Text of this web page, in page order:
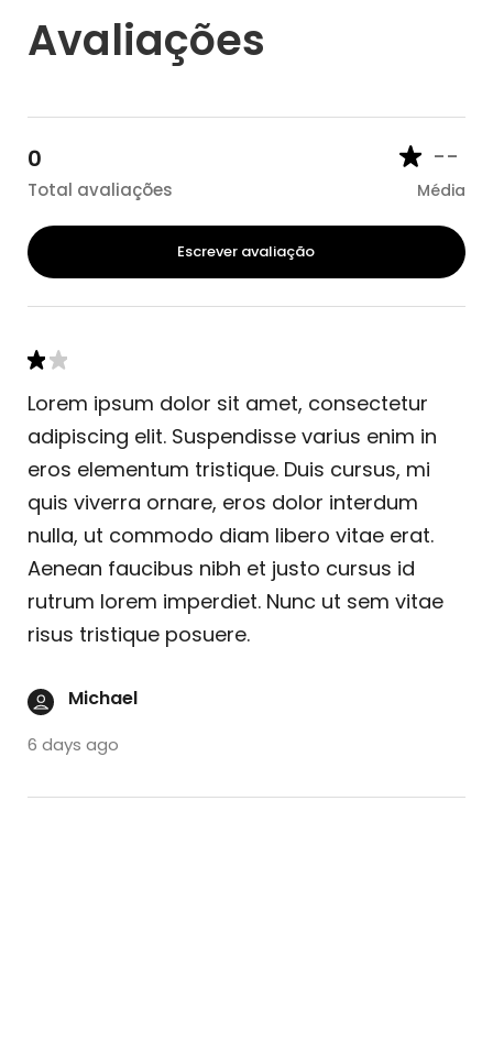
Avaliações
0
Total avaliações
--
Média
Escrever avaliação
Lorem ipsum dolor sit amet, consectetur
adipiscing elit. Suspendisse varius enim in
eros elementum tristique. Duis cursus, mi
quis viverra ornare, eros dolor interdum
nulla, ut commodo diam libero vitae erat.
Aenean faucibus nibh et justo cursus id
rutrum lorem imperdiet. Nunc ut sem vitae
risus tristique posuere.
Michael
6 days ago